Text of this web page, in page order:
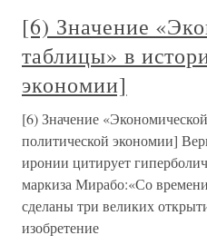
[6) Значение
таблицы» в
экономии]
[6) Значение
политической экономии]
иронии цитирует
маркиза Мирабо:«Со
сделаны три великих
изобретение